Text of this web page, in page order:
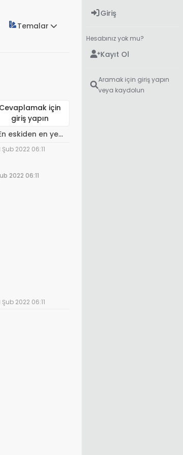
Temalar
Cevaplamak için
giriş yapın
eskiden en yeniye
Şub 2022 06:11
2022 06:11
Şub 2022 06:11
Giriş
Hesabınız yok mu?
Kayıt Ol
Aramak için giriş yapın
veya kaydolun